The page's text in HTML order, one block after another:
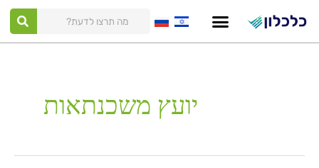
לתוכן
יועץ משכנתאות